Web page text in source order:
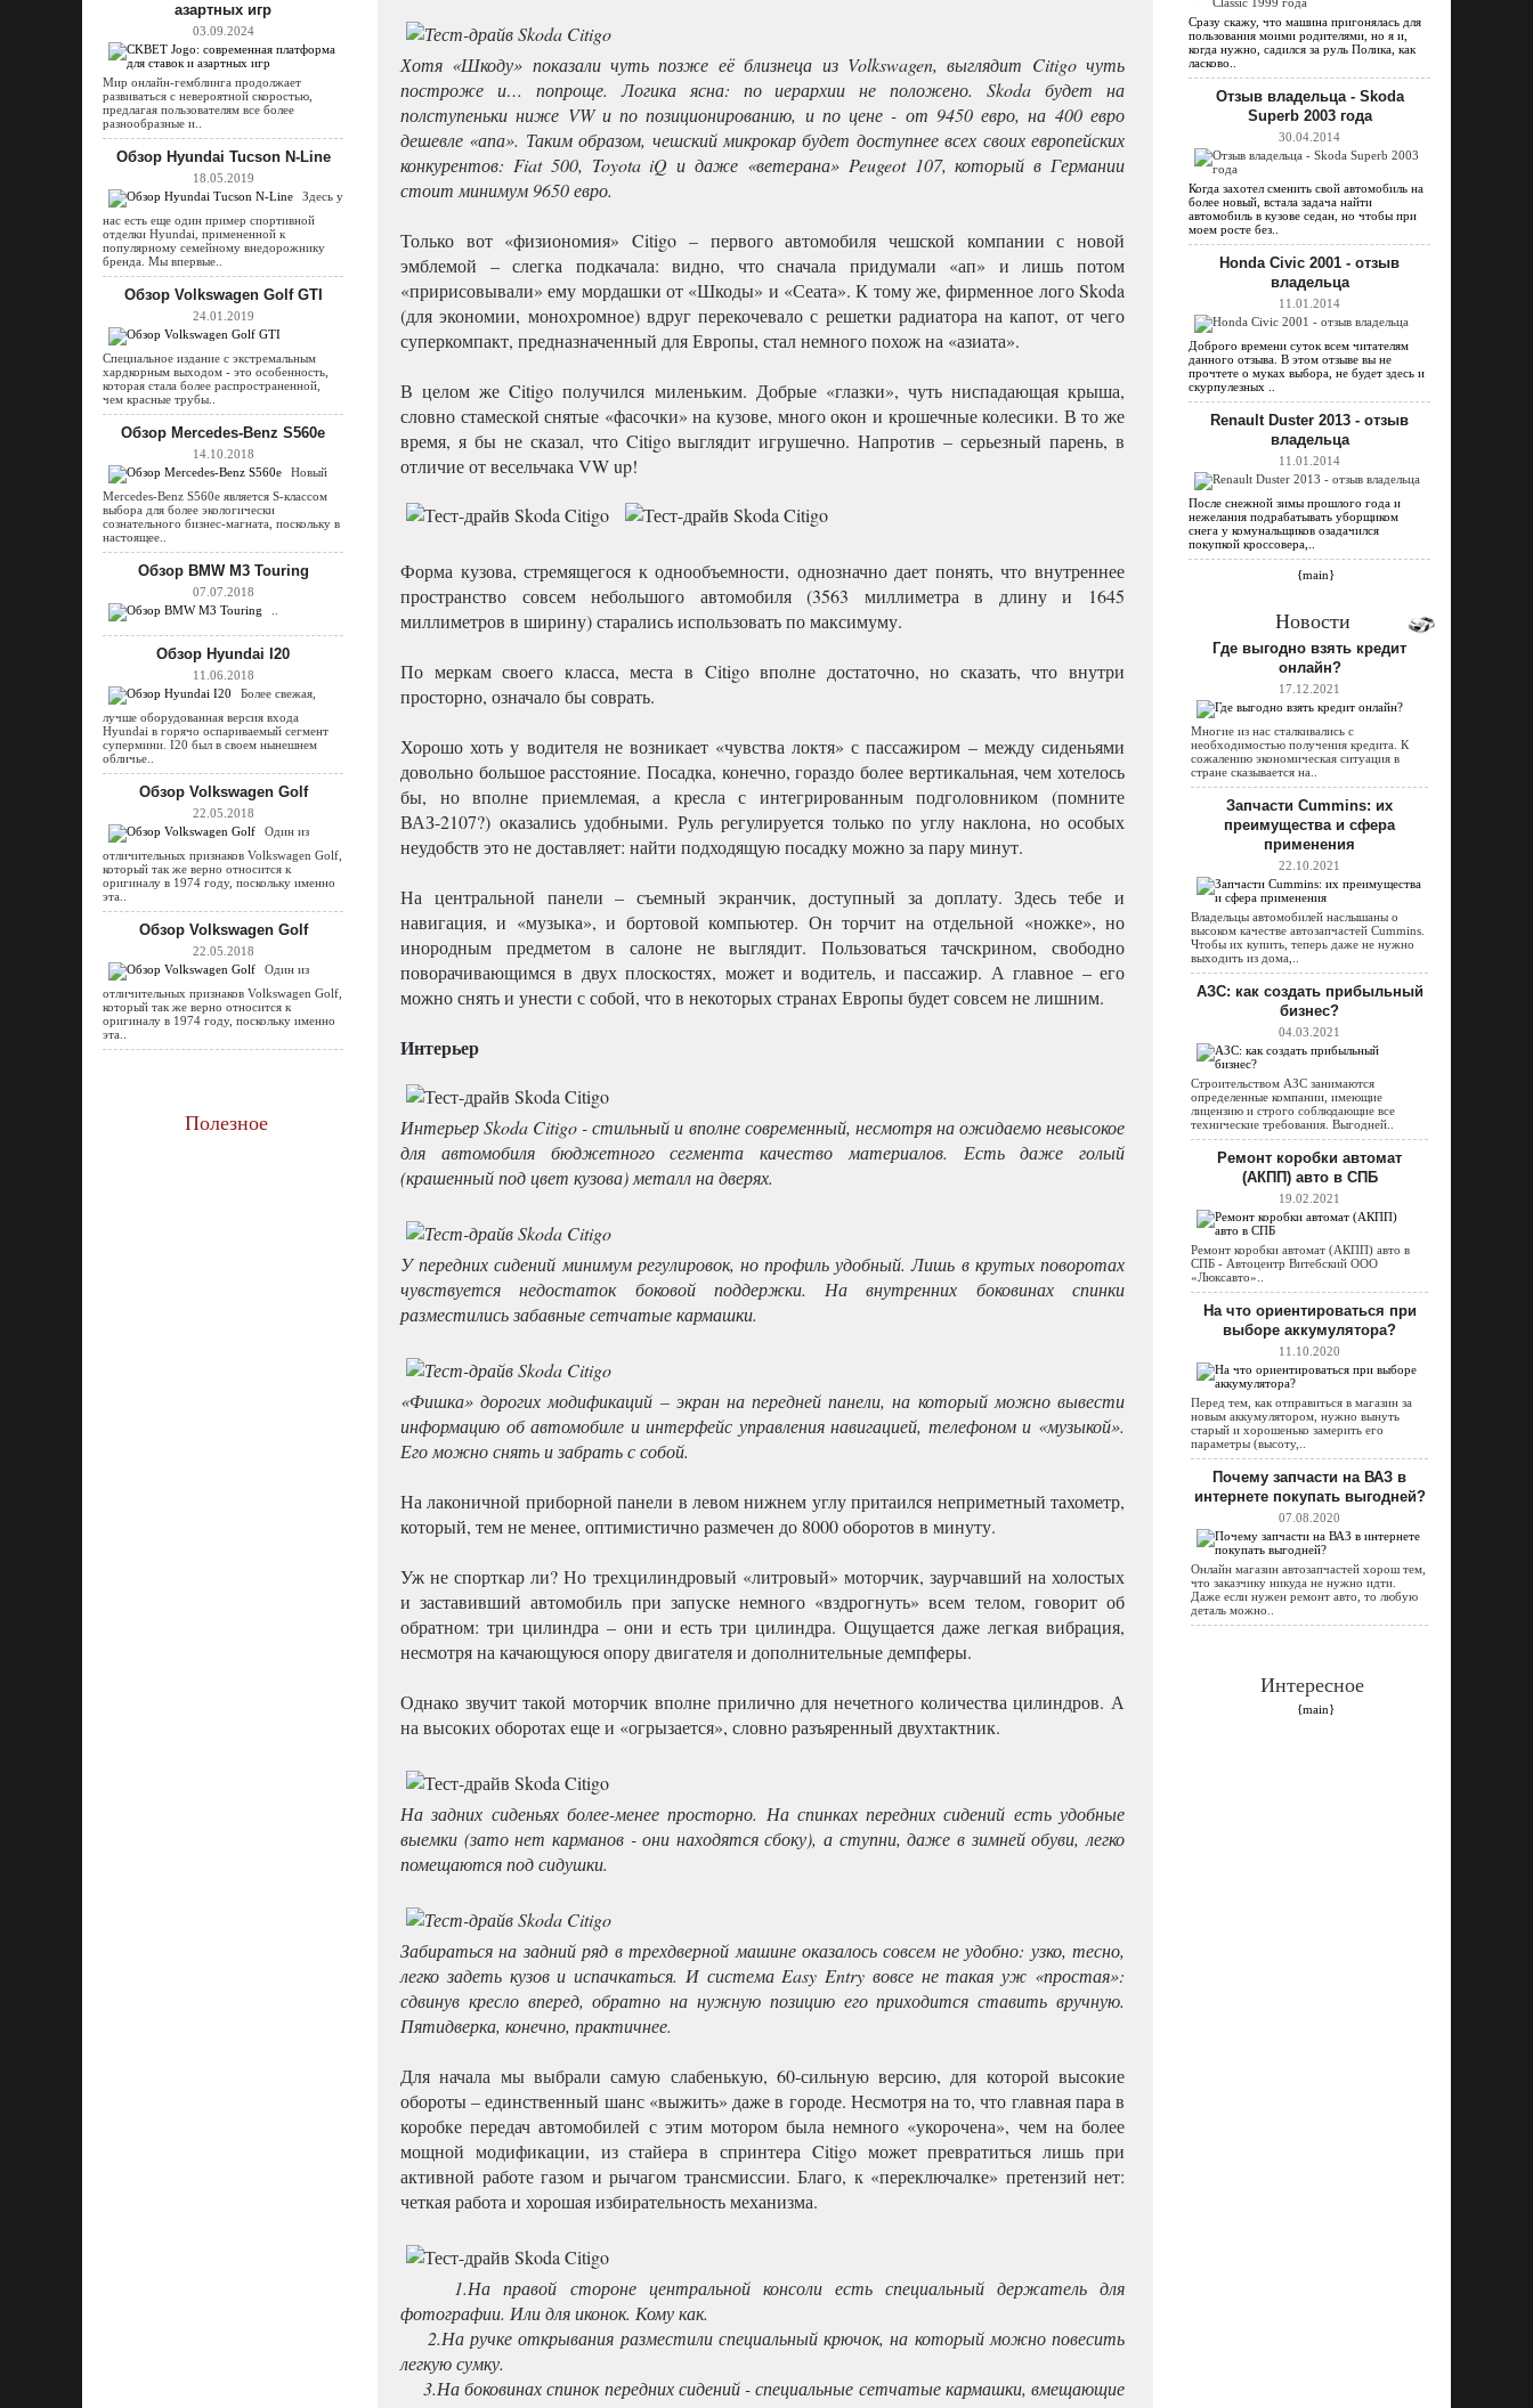
азартных игр
03.09.2024
Мир онлайн-гемблинга продолжает
развиваться с невероятной скоростью,
предлагая пользователям все более
разнообразные и..
Обзор Hyundai Tucson N-Line
18.05.2019
Здесь у
нас есть еще один пример спортивной
отделки Hyundai, примененной к
популярному семейному внедорожнику
бренда. Мы впервые..
Обзор Volkswagen Golf GTI
24.01.2019
Специальное издание с экстремальным
хардкорным выходом - это особенность,
которая стала более распространенной,
чем красные трубы..
Обзор Mercedes-Benz S560e
14.10.2018
Новый
Mercedes-Benz S560e является S-классом
выбора для более экологически
сознательного бизнес-магната, поскольку в
настоящее..
Обзор BMW M3 Touring
07.07.2018
Обзор Hyundai I20
11.06.2018
Более свежая,
лучше оборудованная версия входа
Hyundai в горячо оспариваемый сегмент
супермини. I20 был в своем нынешнем
обличье..
Обзор Volkswagen Golf
22.05.2018
Один из
отличительных признаков Volkswagen Golf,
который так же верно относится к
оригиналу в 1974 году, поскольку именно
эта..
Обзор Volkswagen Golf
22.05.2018
Один из
отличительных признаков Volkswagen Golf,
который так же верно относится к
оригиналу в 1974 году, поскольку именно
эта..
Полезное
Хотя «Шкоду» показали чуть позже её близнеца из Volkswagen, выглядит Citigo чуть
построже и… попроще. Логика ясна: по иерархии не положено. Skoda будет на
полступеньки ниже VW и по позиционированию, и по цене - от 9450 евро, на 400 евро
дешевле «апа». Таким образом, чешский микрокар будет доступнее всех своих европейских
конкурентов: Fiat 500, Toyota iQ и даже «ветерана» Peugeot 107, который в Германии
стоит минимум 9650 евро.
Только вот «физиономия» Citigo – первого автомобиля чешской компании с новой
эмблемой – слегка подкачала: видно, что сначала придумали «ап» и лишь потом
«пририсовывали» ему мордашки от «Шкоды» и «Сеата». К тому же, фирменное лого Skoda
(для экономии, монохромное) вдруг перекочевало с решетки радиатора на капот, от чего
суперкомпакт, предназначенный для Европы, стал немного похож на «азиата».
В целом же Citigo получился миленьким. Добрые «глазки», чуть ниспадающая крыша,
словно стамеской снятые «фасочки» на кузове, много окон и крошечные колесики. В то же
время, я бы не сказал, что Citigo выглядит игрушечно. Напротив – серьезный парень, в
отличие от весельчака VW up!
Форма кузова, стремящегося к однообъемности, однозначно дает понять, что внутреннее
пространство совсем небольшого автомобиля (3563 миллиметра в длину и 1645
миллиметров в ширину) старались использовать по максимуму.
По меркам своего класса, места в Citigo вполне достаточно, но сказать, что внутри
просторно, означало бы соврать.
Хорошо хоть у водителя не возникает «чувства локтя» с пассажиром – между сиденьями
довольно большое расстояние. Посадка, конечно, гораздо более вертикальная, чем хотелось
бы, но вполне приемлемая, а кресла с интегрированным подголовником (помните
ВАЗ-2107?) оказались удобными. Руль регулируется только по углу наклона, но особых
неудобств это не доставляет: найти подходящую посадку можно за пару минут.
На центральной панели – съемный экранчик, доступный за доплату. Здесь тебе и
навигация, и «музыка», и бортовой компьютер. Он торчит на отдельной «ножке», но
инородным предметом в салоне не выглядит. Пользоваться тачскрином, свободно
поворачивающимся в двух плоскостях, может и водитель, и пассажир. А главное – его
можно снять и унести с собой, что в некоторых странах Европы будет совсем не лишним.
Интерьер
Интерьер Skoda Citigo - стильный и вполне современный, несмотря на ожидаемо невысокое
для автомобиля бюджетного сегмента качество материалов. Есть даже голый
(крашенный под цвет кузова) металл на дверях.
У передних сидений минимум регулировок, но профиль удобный. Лишь в крутых поворотах
чувствуется недостаток боковой поддержки. На внутренних боковинах спинки
разместились забавные сетчатые кармашки.
«Фишка» дорогих модификаций – экран на передней панели, на который можно вывести
информацию об автомобиле и интерфейс управления навигацией, телефоном и «музыкой».
Его можно снять и забрать с собой.
На лаконичной приборной панели в левом нижнем углу притаился неприметный тахометр,
который, тем не менее, оптимистично размечен до 8000 оборотов в минуту.
Уж не спорткар ли? Но трехцилиндровый «литровый» моторчик, заурчавший на холостых
и заставивший автомобиль при запуске немного «вздрогнуть» всем телом, говорит об
обратном: три цилиндра – они и есть три цилиндра. Ощущается даже легкая вибрация,
несмотря на качающуюся опору двигателя и дополнительные демпферы.
Однако звучит такой моторчик вполне прилично для нечетного количества цилиндров. А
на высоких оборотах еще и «огрызается», словно разъяренный двухтактник.
На задних сиденьях более-менее просторно. На спинках передних сидений есть удобные
выемки (зато нет карманов - они находятся сбоку), а ступни, даже в зимней обуви, легко
помещаются под сидушки.
Забираться на задний ряд в трехдверной машине оказалось совсем не удобно: узко, тесно,
легко задеть кузов и испачкаться. И система Easy Entry вовсе не такая уж «простая»:
сдвинув кресло вперед, обратно на нужную позицию его приходится ставить вручную.
Пятидверка, конечно, практичнее.
Для начала мы выбрали самую слабенькую, 60-сильную версию, для которой высокие
обороты – единственный шанс «выжить» даже в городе. Несмотря на то, что главная пара в
коробке передач автомобилей с этим мотором была немного «укорочена», чем на более
мощной модификации, из стайера в спринтера Citigo может превратиться лишь при
активной работе газом и рычагом трансмиссии. Благо, к «переключалке» претензий нет:
четкая работа и хорошая избирательность механизма.
1.На правой стороне центральной консоли есть специальный держатель для
фотографии. Или для иконок. Кому как.
2.На ручке открывания разместили специальный крючок, на который можно повесить
легкую сумку.
3.На боковинах спинок передних сидений - специальные сетчатые кармашки, вмещающие
Сразу скажу, что машина пригонялась для
пользования моими родителями, но я и,
когда нужно, садился за руль Полика, как
ласково..
Отзыв владельца - Skoda
Superb 2003 года
30.04.2014
Когда захотел сменить свой автомобиль на
более новый, встала задача найти
автомобиль в кузове седан, но чтобы при
моем росте без..
Honda Civic 2001 - отзыв
владельца
11.01.2014
Доброго времени суток всем читателям
данного отзыва. В этом отзыве вы не
прочтете о муках выбора, не будет здесь и
скурпулезных ..
Renault Duster 2013 - отзыв
владельца
11.01.2014
После снежной зимы прошлого года и
нежелания подрабатывать уборщиком
снега у комунальщиков озадачился
покупкой кроссовера,..
{main}
Новости
Где выгодно взять кредит
онлайн?
17.12.2021
Многие из нас сталкивались с
необходимостью получения кредита. К
сожалению экономическая ситуация в
стране сказывается на..
Запчасти Cummins: их
преимущества и сфера
применения
22.10.2021
Владельцы автомобилей наслышаны о
высоком качестве автозапчастей Cummins.
Чтобы их купить, теперь даже не нужно
выходить из дома,..
АЗС: как создать прибыльный
бизнес?
04.03.2021
Строительством АЗС занимаются
определенные компании, имеющие
лицензию и строго соблюдающие все
технические требования. Выгодней..
Ремонт коробки автомат
(АКПП) авто в СПБ
19.02.2021
Ремонт коробки автомат (АКПП) авто в
СПБ - Автоцентр Витебский ООО
«Люксавто»..
На что ориентироваться при
выборе аккумулятора?
11.10.2020
Перед тем, как отправиться в магазин за
новым аккумулятором, нужно вынуть
старый и хорошенько замерить его
параметры (высоту,..
Почему запчасти на ВАЗ в
интернете покупать выгодней?
07.08.2020
Онлайн магазин автозапчастей хорош тем,
что заказчику никуда не нужно идти.
Даже если нужен ремонт авто, то любую
деталь можно..
Интересное
{main}